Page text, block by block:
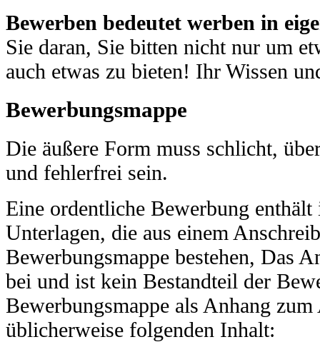
Bewerben bedeutet werben in
Sie daran, Sie bitten nicht nur um
auch etwas zu bieten! Ihr Wissen
Bewerbungsmappe
Die äußere Form muss schlicht,
und fehlerfrei sein.
Eine ordentliche Bewerbung
Unterlagen, die aus einem
Bewerbungsmappe bestehen, Das
bei und ist kein Bestandteil der
Bewerbungsmappe als Anhang
üblicherweise folgenden Inhalt: